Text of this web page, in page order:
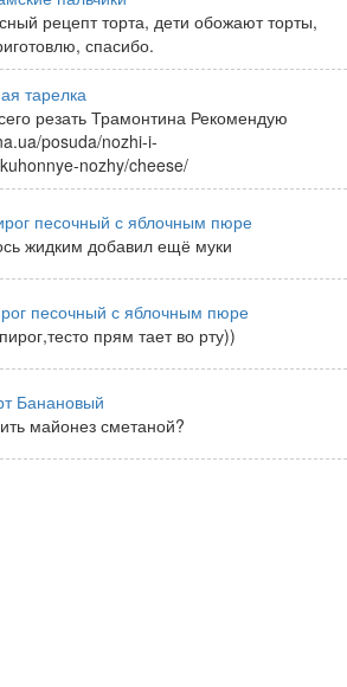
рецепт торта, дети обожают торты,
спасибо.
тарелка
резать Трамонтина Рекомендую
posuda/nozhi-i-
nozhy/cheese/
песочный с яблочным пюре
жидким добавил ещё муки
песочный с яблочным пюре
прям тает во рту))
Банановый
майонез сметаной?